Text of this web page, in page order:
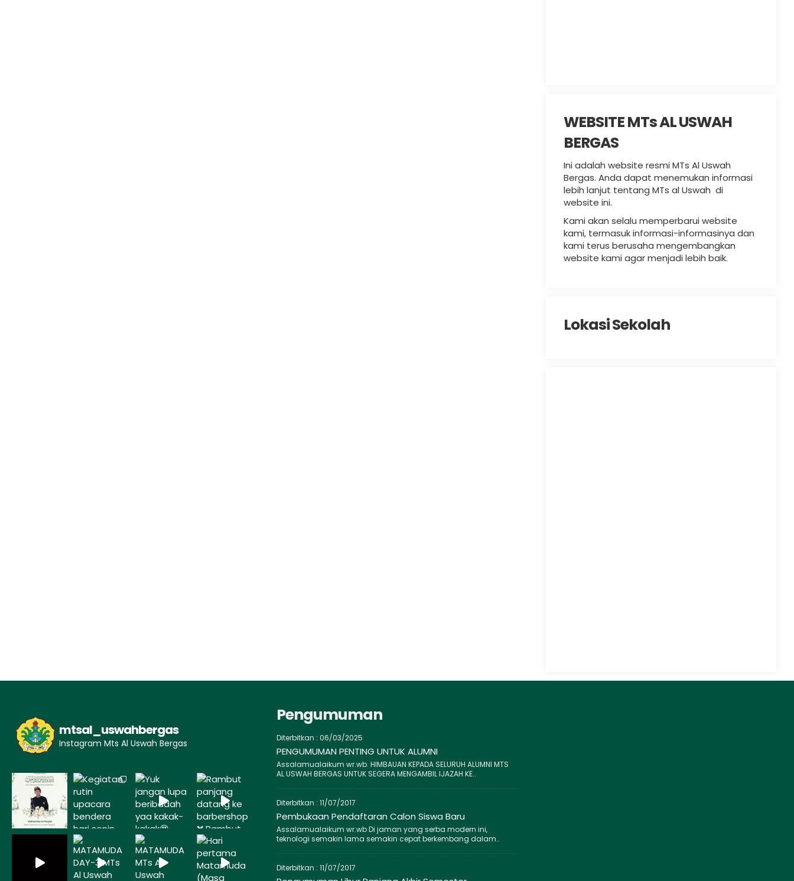
WEBSITE MTs AL USWAH
BERGAS
Ini adalah website resmi MTs Al Uswah
Bergas. Anda dapat menemukan informasi
lebih lanjut tentang MTs al Uswah di
website ini.
Kami akan selalu memperbarui website
kami, termasuk informasi-informasinya dan
kami terus berusaha mengembangkan
website kami agar menjadi lebih baik.
Lokasi Sekolah
mtsal_uswahbergas
Instagram Mts Al Uswah Bergas
Pengumuman
Diterbitkan : 06/03/2025
PENGUMUMAN PENTING UNTUK ALUMNI
Assalamualaikum wr.wb. HIMBAUAN KEPADA SELURUH ALUMNI MTS
AL USWAH BERGAS UNTUK SEGERA MENGAMBIL IJAZAH KE..
Diterbitkan : 11/07/2017
Pembukaan Pendaftaran Calon Siswa Baru
Assalamualaikum wr.wb Di jaman yang serba modern ini,
teknologi semakin lama semakin cepat berkembang dalam..
Diterbitkan : 11/07/2017